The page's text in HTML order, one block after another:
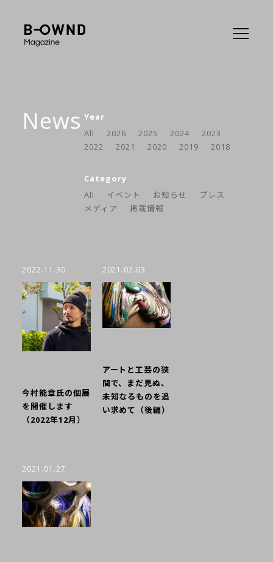
News Year
All
2026 2025 2024
2023
2022
2021 2020 2019 2018
Category
All
イベント お知らせ
プレス
メディア
掲載情報
2022.11.30
今村能章氏の個展
を開催します
（2022年12月）
2021.02.03
アートと工芸の狭
間で、まだ見ぬ、
未知なるものを追
い求めて（後編）
2021.01.27